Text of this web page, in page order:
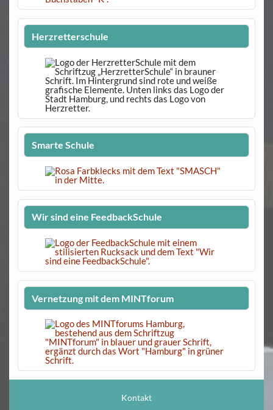
Herzretterschule
Smarte Schule
Wir sind eine FeedbackSchule
Vernetzung mit dem MINTforum
Kontakt